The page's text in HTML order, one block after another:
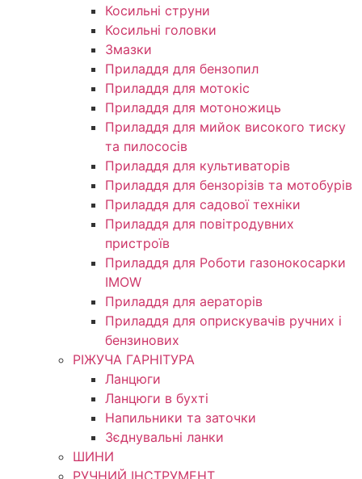
Косильні струни
Косильні головки
Змазки
Приладдя для бензопил
Приладдя для мотокіс
Приладдя для мотоножиць
Приладдя для мийок високого тиску
та пилососів
Приладдя для культиваторів
Приладдя для бензорізів та мотобурів
Приладдя для садової техніки
Приладдя для повітродувних
пристроїв
Приладдя для Роботи газонокосарки
IMOW
Приладдя для аераторів
Приладдя для оприскувачів ручних і
бензинових
РІЖУЧА ГАРНІТУРА
Ланцюги
Ланцюги в бухті
Напильники та заточки
Зєднувальні ланки
ШИНИ
РУЧНИЙ ІНСТРУМЕНТ